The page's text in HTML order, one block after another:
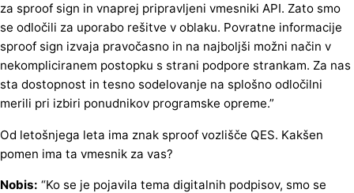
za sproof sign in vnaprej pripravljeni vmesniki API. Zato smo
se odločili za uporabo rešitve v oblaku. Povratne informacije
sproof sign izvaja pravočasno in na najboljši možni način v
nekompliciranem postopku s strani podpore strankam. Za nas
sta dostopnost in tesno sodelovanje na splošno odločilni
merili pri izbiri ponudnikov programske opreme.”
Od letošnjega leta ima znak sproof vozlišče QES. Kakšen
pomen ima ta vmesnik za vas?
Nobis: “Ko se je pojavila tema digitalnih podpisov, smo se